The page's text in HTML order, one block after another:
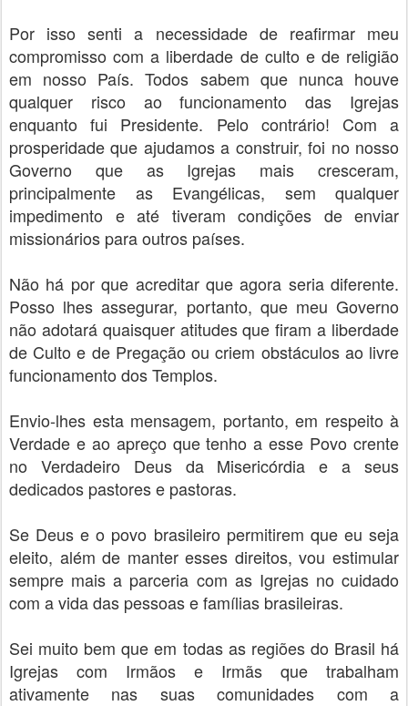
Por isso senti a necessidade de reafirmar meu
compromisso com a liberdade de culto e de religião
em nosso País. Todos sabem que nunca houve
qualquer risco ao funcionamento das Igrejas
enquanto fui Presidente. Pelo contrário! Com a
prosperidade que ajudamos a construir, foi no nosso
Governo que as Igrejas mais cresceram,
principalmente as Evangélicas, sem qualquer
impedimento e até tiveram condições de enviar
missionários para outros países.
Não há por que acreditar que agora seria diferente.
Posso lhes assegurar, portanto, que meu Governo
não adotará quaisquer atitudes que firam a liberdade
de Culto e de Pregação ou criem obstáculos ao livre
funcionamento dos Templos.
Envio-lhes esta mensagem, portanto, em respeito à
Verdade e ao apreço que tenho a esse Povo crente
no Verdadeiro Deus da Misericórdia e a seus
dedicados pastores e pastoras.
Se Deus e o povo brasileiro permitirem que eu seja
eleito, além de manter esses direitos, vou estimular
sempre mais a parceria com as Igrejas no cuidado
com a vida das pessoas e famílias brasileiras.
Sei muito bem que em todas as regiões do Brasil há
Igrejas com Irmãos e Irmãs que trabalham
ativamente nas suas comunidades com a